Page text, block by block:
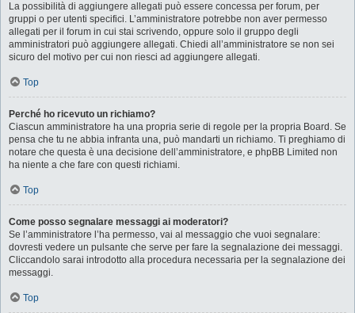
La possibilità di aggiungere allegati può essere concessa per forum, per
gruppi o per utenti specifici. L’amministratore potrebbe non aver permesso
allegati per il forum in cui stai scrivendo, oppure solo il gruppo degli
amministratori può aggiungere allegati. Chiedi all’amministratore se non sei
sicuro del motivo per cui non riesci ad aggiungere allegati.
Top
Perché ho ricevuto un richiamo?
Ciascun amministratore ha una propria serie di regole per la propria Board. Se
pensa che tu ne abbia infranta una, può mandarti un richiamo. Ti preghiamo di
notare che questa è una decisione dell’amministratore, e phpBB Limited non
ha niente a che fare con questi richiami.
Top
Come posso segnalare messaggi ai moderatori?
Se l’amministratore l’ha permesso, vai al messaggio che vuoi segnalare:
dovresti vedere un pulsante che serve per fare la segnalazione dei messaggi.
Cliccandolo sarai introdotto alla procedura necessaria per la segnalazione dei
messaggi.
Top